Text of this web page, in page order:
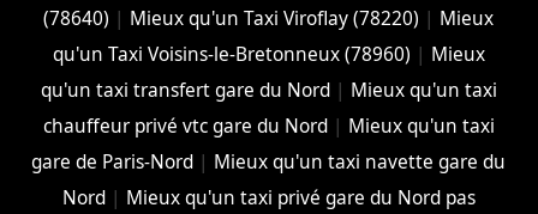
(78640) | Mieux qu'un Taxi Viroflay (78220) | Mieux
qu'un Taxi Voisins-le-Bretonneux (78960) | Mieux
qu'un taxi transfert gare du Nord| Mieux qu'un taxi
chauffeur privé vtc gare du Nord| Mieux qu'un taxi
gare de Paris-Nord | Mieux qu'un taxi navette gare du
Nord| Mieux qu'un taxi privé gare du Nord pas